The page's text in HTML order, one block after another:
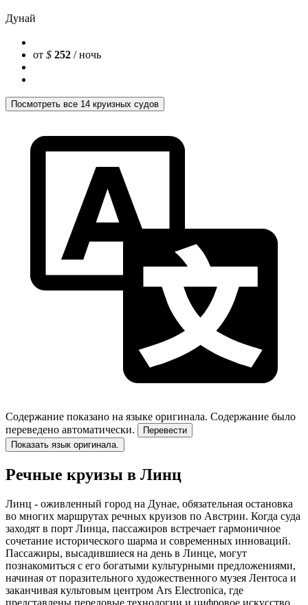
Дунай
от $ 252 / ночь
Посмотреть все 14 круизных судов
Содержание показано на языке оригинала. Содержание было
переведено автоматически.
Перевести
Показать язык оригинала.
Речные круизы в Линц
Линц - оживленный город на Дунае, обязательная остановка
во многих маршрутах речных круизов по Австрии. Когда суда
заходят в порт Линца, пассажиров встречает гармоничное
сочетание исторического шарма и современных инноваций.
Пассажиры, высадившиеся на день в Линце, могут
познакомиться с его богатыми культурными предложениями,
начиная от поразительного художественного музея Лентоса и
заканчивая культовым центром Ars Electronica, где